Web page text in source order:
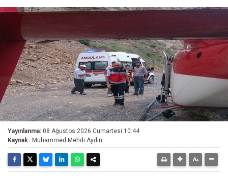
Yayınlanma: 08 Ağustos 2026 Cumartesi 10:44
Kaynak: Muhammed Mehdi Aydın